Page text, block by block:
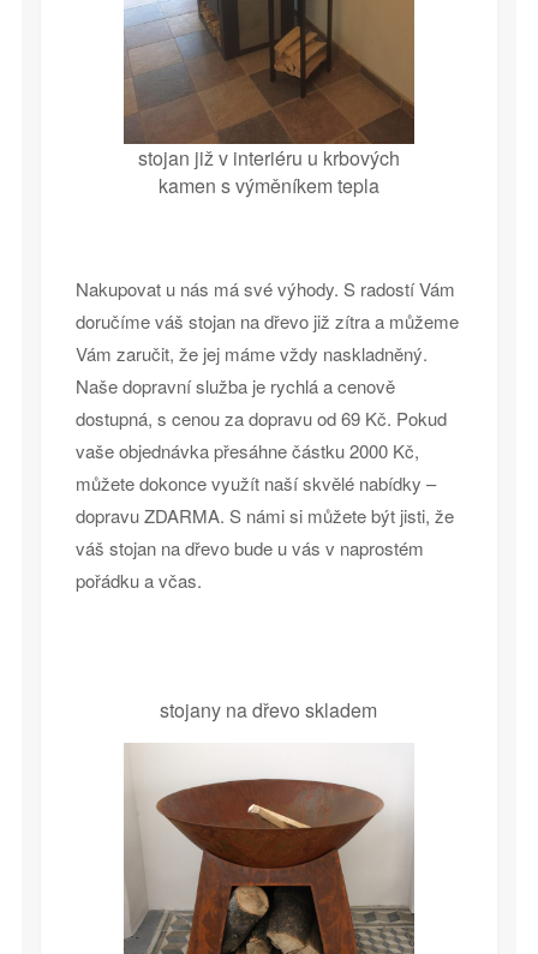
stojan již v interiéru u krbových
kamen s výměníkem tepla
Nakupovat u nás má své výhody. S radostí Vám
doručíme váš stojan na dřevo již zítra a můžeme
Vám zaručit, že jej máme vždy naskladněný.
Naše dopravní služba je rychlá a cenově
dostupná, s cenou za dopravu od 69 Kč. Pokud
vaše objednávka přesáhne částku 2000 Kč,
můžete dokonce využít naší skvělé nabídky –
dopravu ZDARMA. S námi si můžete být jisti, že
váš stojan na dřevo bude u vás v naprostém
pořádku a včas.
stojany na dřevo skladem